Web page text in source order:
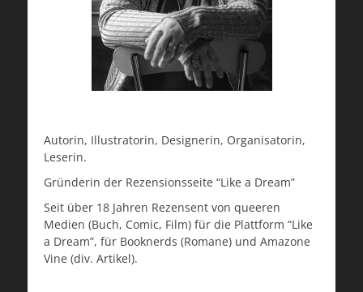
Autorin, Illustratorin, Designerin, Organisatorin,
Leserin.
Gründerin der Rezensionsseite “Like a Dream”
Seit über 18 Jahren Rezensent von queeren
Medien (Buch, Comic, Film) für die Plattform “Like
a Dream”, für Booknerds (Romane) und Amazone
Vine (div. Artikel).